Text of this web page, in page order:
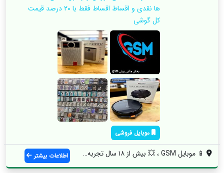
ها نقدی و اقساط اقساط فقط با ۲۰ درصد قیمت
کل گوشی
موبایل فروشی
📱 موبایل GSM ، 💥 بیش از ۱۸ سال تجربه د... اطلاعات بیشتر